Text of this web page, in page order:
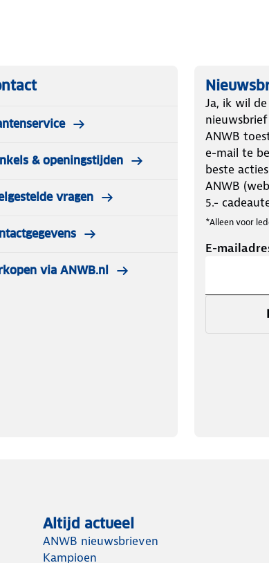
& openingstijden
vragen
via ANWB.nl
Ja, ik wil
ANWB
e-mail te
beste
ANWB
5.-
*Alleen voor
E-
Altijd actueel
ANWB nieuwsbrieven
Kampioen